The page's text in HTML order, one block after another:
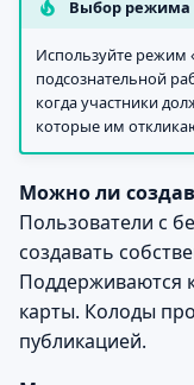
Выбор режима
Используйте режим
подсознательной
когда участники
которые им
Можно ли
Пользователи с
создавать
Поддерживаются
карты. Колоды
публикацией.